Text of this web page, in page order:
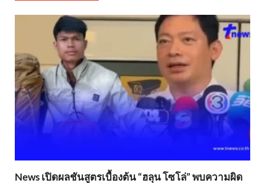
News เปิดผลชันสูตรเบื้องต้น “ฮลุน โซโล่” พบความผิด